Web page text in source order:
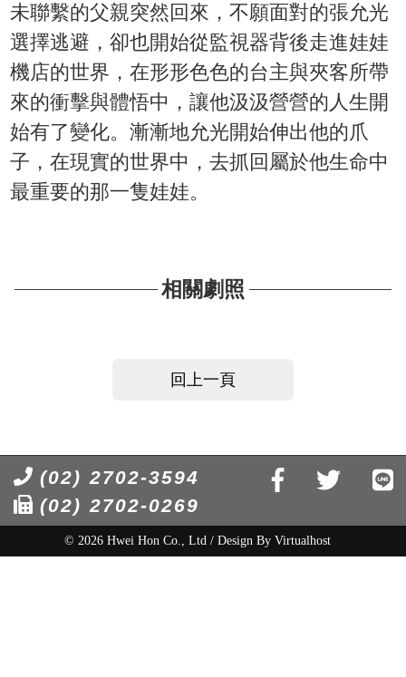
未聯繫的父親突然回來，不願面對的張允光
選擇逃避，卻也開始從監視器背後走進娃娃
機店的世界，在形形色色的台主與夾客所帶
來的衝擊與體悟中，讓他汲汲營營的人生開
始有了變化。漸漸地允光開始伸出他的爪
子，在現實的世界中，去抓回屬於他生命中
最重要的那一隻娃娃。
相關劇照
回上一頁
(02) 2702-3594
(02) 2702-0269
© 2026 Hwei Hon Co., Ltd / Design By Virtualhost